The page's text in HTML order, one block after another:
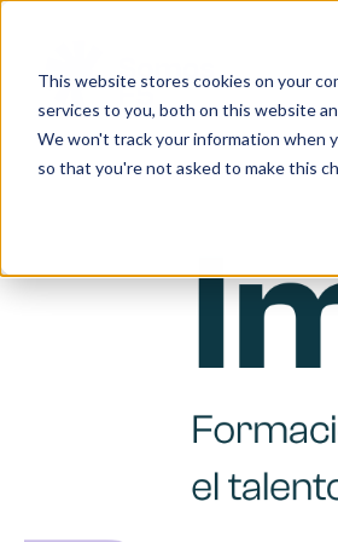
This website stores cookies on your
services to you, both on this website
We won't track your information when
so that you're not asked to make this